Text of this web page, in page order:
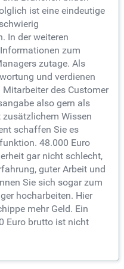
ist eine eindeutige
In der weiteren
zum
zutage. Als
und verdienen
Mitarbeiter des Customer
also gern als
Wissen
schaffen Sie es
48.000 Euro
gar nicht schlecht,
guter Arbeit und
Sie sich sogar zum
hocharbeiten. Hier
mehr Geld. Ein
Euro brutto ist nicht